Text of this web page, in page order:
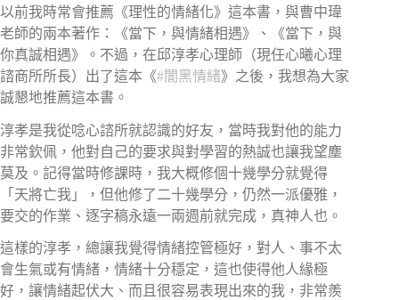
以前我時常會推薦《理性的情緒化》這本書，與曹中瑋
老師的兩本著作：《當下，與情緒相遇》、《當下，與
你真誠相遇》。不過，在邱淳孝心理師（現任心曦心理
諮商所所長）出了這本《#闇黑情緒》之後，我想為大家
誠懇地推薦這本書。
淳孝是我從唸心諮所就認識的好友，當時我對他的能力
非常欽佩，他對自己的要求與對學習的熱誠也讓我望塵
莫及。記得當時修課時，我大概修個十幾學分就覺得
「天將亡我」，但他修了二十幾學分，仍然一派優雅，
要交的作業、逐字稿永遠一兩週前就完成，真神人也。
這樣的淳孝，總讓我覺得情緒控管極好，對人、事不太
會生氣或有情緒，情緒十分穩定，這也使得他人緣極
好，讓情緒起伏大、而且很容易表現出來的我，非常羨